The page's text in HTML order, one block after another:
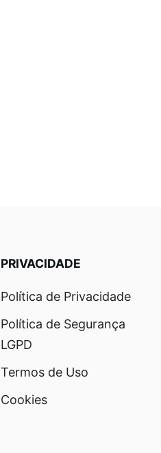
PRIVACIDADE
Política de Privacidade
Política de Segurança
LGPD
Termos de Uso
Cookies